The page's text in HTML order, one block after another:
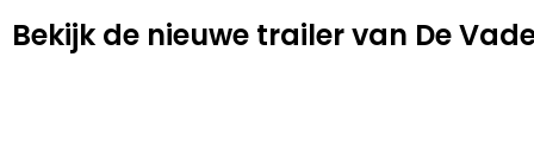
Bekijk de nieuwe trailer van De